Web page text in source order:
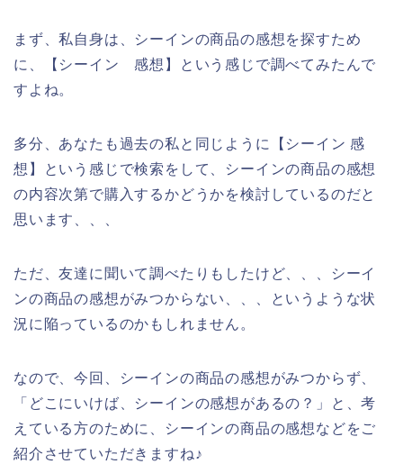
まず、私自身は、シーインの商品の感想を探すため
に、【シーイン 感想】という感じで調べてみたんで
すよね。
多分、あなたも過去の私と同じように【シーイン 感
想】という感じで検索をして、シーインの商品の感想
の内容次第で購入するかどうかを検討しているのだと
思います、、、
ただ、友達に聞いて調べたりもしたけど、、、シーイ
ンの商品の感想がみつからない、、、というような状
況に陥っているのかもしれません。
なので、今回、シーインの商品の感想がみつからず、
「どこにいけば、シーインの感想があるの？」と、考
えている方のために、シーインの商品の感想などをご
紹介させていただきますね♪